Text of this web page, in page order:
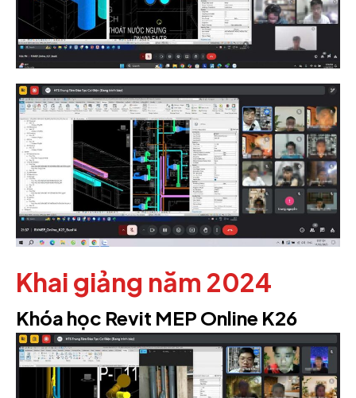
Khai giảng năm 2024
Khóa học Revit MEP Online K26